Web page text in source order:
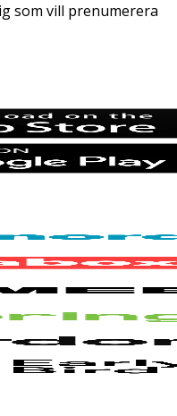
som vill prenumerera